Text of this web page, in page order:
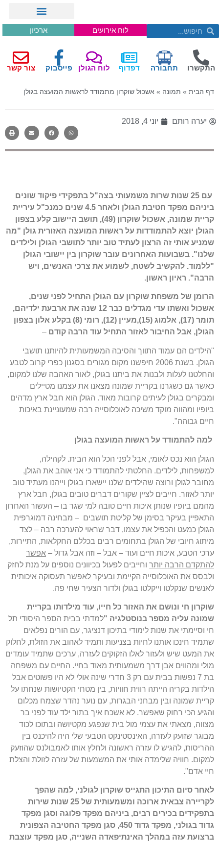
לוח אירועים ארכיון
התקשרו תחבורה דפדוף לוח הגולן פייסבוק צור קשר
דף הבית » תמונה » אשכול שוקרון מתמודד לראשות המועצה בגולן
יערה רותם יוני 4, 2018
עם 25 שנות שרות משמעותי בצה"ל בתפקידי פיקוד שונים
ביניהם מפקד חטיבת הגולן ולאחר 4.5 שנים כמנכ"ל עיריית
קריית שמונה, אשכול שוקרון (49), תושב היישוב קלע בצפון
הגולן יוצא להתמודדות על ראשות המועצה האזורית גולן "מה
שמניע אותי זה הרצון לעתיד טוב יותר לתושבי הגולן ולילדים
שלנו". בשבועות האחרונים עובר שוקרון בין יישובי הגולן
"ללמוד. להקשיב לשטח, לשמוע את צרכי האנשים, ויש
הרבה". ראיון ראשון.
הרומן של משפחת שוקרון עם הגולן התחיל לפני שנים,
אשכול ואשתו עדי מגדלים כבר 12 שנה את ארבעת ילדיהם,
תומר (17), אלמוג (15),מעיין (12), רומי (8) בקלע אלון בצפון
הגולן, אבל החיבור לאזור התחיל עוד הרבה קודם –
"הילדים הם עמוד התווך והסיבה המשמעותית להיותנו תושבי
הגולן. בשנת 2006 חיפשנו מקום מגורים בסגנון כפרי קרוב לטבע
והחלטנו לעלות ולבנות את ביתנו בגולן, לאור האהבה שלנו למקום,
כאשר גם כשגרנו בקריית שמונה מצאנו את עצמנו מטיילים
ומבקרים בגולן לעיתים קרובות מאוד. הגולן הוא חבל ארץ מדהים
ביופיו ומהווה מוקד משיכה לאוכלוסייה רבה שמעוניינת באיכות
חיים גבוהה".
למה להתמודד על ראשות המועצה בגולן
הגולן הוא נכס לאומי, אבל לפני הכל הוא הבית. לקהילה,
למשפחות, לילדים. החלטתי להתמודד כי אני אוהב את הגולן,
מחובר לגולן ורוצה שהילדים שלנו יישארו בגולן וייהנו מעתיד טוב
יותר לאזור. חייבים לציין שקורים דברים טובים בגולן, חבל ארץ
מהמם ביופיו שנותן איכות חיים טובה למי שגר בו – העשור האחרון
התאפיין בעיקר בסימן של קליטת תושבים – מבחינה דמוגרפית
הגולן כמעט והכפיל את עצמו, דבר שראוי להערכה רבה – לצד
מיתוג חיובי של הגולן בתחומים רבים בכללם החקלאות, התיירות,
ערכי הטבע, איכות חיים ועוד – אבל – וזה אבל גדול – אפשר
להתקדם הרבה יותר וחייבים לפעול בכיוונים נוספים על מנת לחזק
ולבסס את האוכלוסייה הקיימת ובעיקר לאפשר תעסוקה איכותית
לאנשים שנקלטו וייקלטו בגולן ולדור הצעיר שחי פה.
שוקרון חי ונושם את האזור כל חייו, עוד מילדותו בקריית
שמונה עליה מספר בנוסטלגיה "למדתי בבית הספר היסודי תל
חי וסיימתי את שנות לימודי בתיכון דנציגר, עם הורים נפלאים
שתמיד חינכו אותנו לחיות בצניעות ותמיד לאהוב את הזולת, לחלוק
את המעט שיש ולעזור לאלו הזקוקים לעזרה, ערכים שתמיד עומדים
מולי ומהווים אבן דרך משמעותית מאוד בחיי. החיים עם משפחה
בת 7 נפשות בבית עם רק 3 חדרי שינה אולי לא היו פשוטים אבל
הילדות בקריה הייתה רווית חוויות, בין מטחי הקטיושות שנחתו על
קריית שמונה ובין מבחני הבגרות, עם נוער נהדר שצמח מכלום
והגיע הכי רחוק שאפשר. לא אשכח איך בתור ילד עוד לפני בר
מצווה, מצאתי את עצמי מול בית שנפגע מקטיושה ובתוכו לכוד
מבוגר שזועק לעזרה, האינסטינקט הטבעי שלי היה להיכנס בין
ההריסות, להגיש לו עזרה ראשונה ולחלץ אותו לאמבולנס שהוזעק
למקום. חוויה שלימדה אותי את המשמעות של עזרה לזולת והצלת
חיי אדם".
לאחר סיום התיכון התגייס שוקרון לגולני, למה שהפך
לקריירה צבאית ארוכה ומשמעותית של 25 שנות שירות
בתפקידים בכירים רבים, ביניהם מפקד פלוגה וסגן מפקד
גדוד בגולני, מפקד גדוד 450, סגן מפקד החטיבה הצפונית
ברצועת עזה במהלך האינתיפאדה השנייה, סגן מפקד עוצבת